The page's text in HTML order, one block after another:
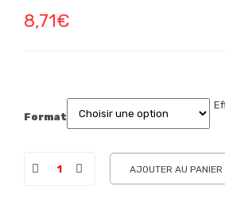
8,71€
Format
AJOUTER AU PANIER